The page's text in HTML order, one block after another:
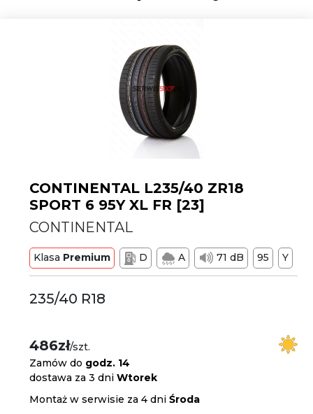
CONTINENTAL L235/40 ZR18
SPORT 6 95Y XL FR [23]
CONTINENTAL
Klasa Premium D A 71 dB 95 Y
235/40 R18
486zł/szt.
Zamów do godz. 14
dostawa za 3 dniWtorek
Montaż w serwisie za 4 dniŚroda